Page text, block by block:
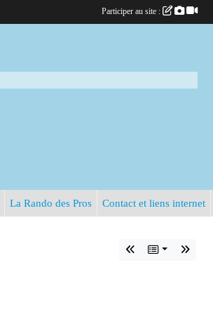
La Rando des Pros Contact et liens internet
Participer au site :